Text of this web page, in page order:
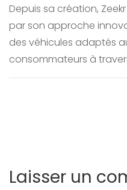
Depuis sa création,
par son approche
des véhicules adaptés
consommateurs à
Laisser un